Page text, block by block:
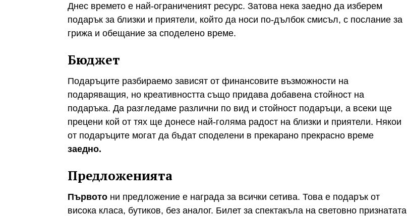
Днес времето е най-ограниченият ресурс. Затова нека заедно да изберем
подарък за близки и приятели, който да носи по-дълбок смисъл, с послание за
грижа и обещание за споделено време.
Бюджет
Подаръците разбираемо зависят от финансовите възможности на
подаряващия, но креативността също придава добавена стойност на
подаръка. Да разгледаме различни по вид и стойност подаръци, а всеки ще
прецени кой от тях ще донесе най-голяма радост на близки и приятели. Някои
от подаръците могат да бъдат споделени в прекарано прекрасно време
заедно.
Предложенията
Първото ни предложение е награда за всички сетива. Това е подарък от
висока класа, бутиков, без аналог. Билет за спектакъла на световно признатата